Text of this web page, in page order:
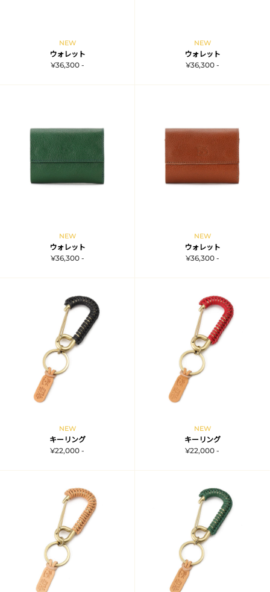
NEW
ウォレット
¥36,300 -
NEW
ウォレット
¥36,300 -
NEW
ウォレット
¥36,300 -
NEW
ウォレット
¥36,300 -
NEW
キーリング
¥22,000 -
NEW
キーリング
¥22,000 -